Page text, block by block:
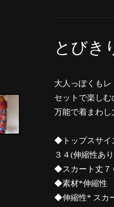
とびき
大人っぽくもレ
セットで楽しむ
万能で着まわし
◆トップスサ
３４(伸縮性あ
◆スカート丈
◆素材*伸縮性
◆伸縮性* スカ